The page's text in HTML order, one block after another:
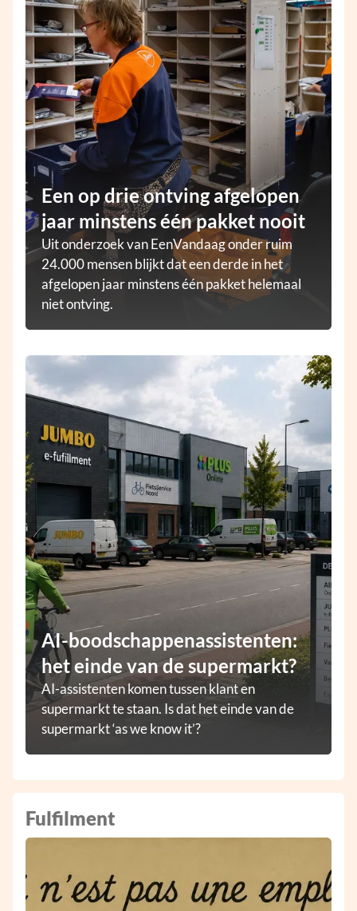
AI-boodschappenassistenten:
het einde van de supermarkt?
AI-assistenten komen tussen klant en
supermarkt te staan. Is dat het einde van de
supermarkt ‘as we know it’?
Een op drie ontving afgelopen
jaar minstens één pakket nooit
Uit onderzoek van EenVandaag onder ruim
24.000 mensen blijkt dat een derde in het
afgelopen jaar minstens één pakket helemaal
niet ontving.
Fulfilment